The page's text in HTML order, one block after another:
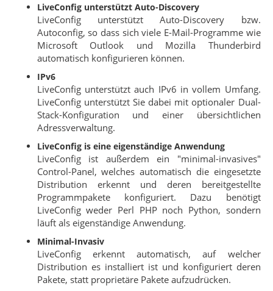
LiveConfig unterstützt Auto-Discovery
LiveConfig unterstützt Auto-Discovery bzw.
Autoconfig, so dass sich viele E-Mail-Programme wie
Microsoft Outlook und Mozilla Thunderbird
automatisch konfigurieren können.
IPv6
LiveConfig unterstützt auch IPv6 in vollem Umfang.
LiveConfig unterstützt Sie dabei mit optionaler Dual-
Stack-Konfiguration und einer übersichtlichen
Adressverwaltung.
LiveConfig is eine eigenständige Anwendung
LiveConfig ist außerdem ein "minimal-invasives"
Control-Panel, welches automatisch die eingesetzte
Distribution erkennt und deren bereitgestellte
Programmpakete konfiguriert. Dazu benötigt
LiveConfig weder Perl PHP noch Python, sondern
läuft als eigenständige Anwendung.
Minimal-Invasiv
LiveConfig erkennt automatisch, auf welcher
Distribution es installiert ist und konfiguriert deren
Pakete, statt proprietäre Pakete aufzudrücken.